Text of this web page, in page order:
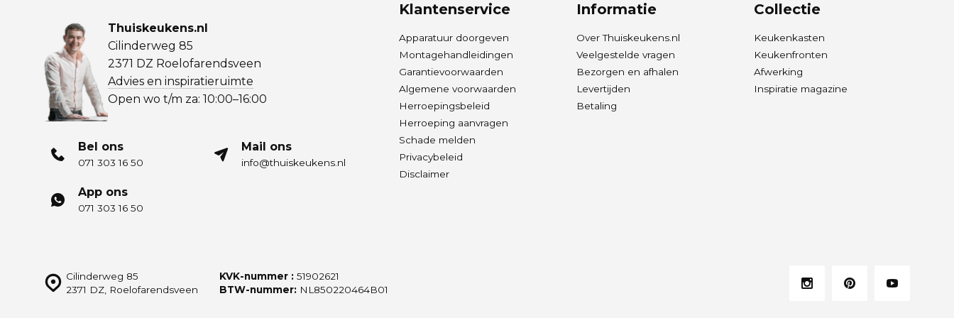
Thuiskeukens.nl
Cilinderweg 85
2371 DZ Roelofarendsveen
Advies en inspiratieruimte
Open wo t/m za: 10:00–16:00
Bel ons
071 303 16 50
Mail ons
info@thuiskeukens.nl
App ons
071 303 16 50
Klantenservice
Apparatuur doorgeven
Montagehandleidingen
Garantievoorwaarden
Algemene voorwaarden
Herroepingsbeleid
Herroeping aanvragen
Schade melden
Privacybeleid
Disclaimer
Informatie
Over Thuiskeukens.nl
Veelgestelde vragen
Bezorgen en afhalen
Levertijden
Betaling
Collectie
Keukenkasten
Keukenfronten
Afwerking
Inspiratie magazine
Cilinderweg 85
2371 DZ, Roelofarendsveen
KVK-nummer : 51902621
BTW-nummer: NL850220464B01